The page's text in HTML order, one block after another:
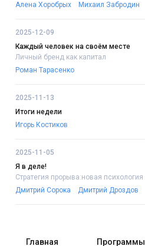
Алена Хоробрых
Михаил Забродин
2025-12-09
Каждый человек на своём месте
Личный бренд как капитал
Роман Тарасенко
2025-11-13
Итоги недели
Игорь Костиков
2025-11-05
Я в деле!
Стратегия прорыва:новая психология
Дмитрий Сорока
Дмитрий Дроздов
Главная Программы